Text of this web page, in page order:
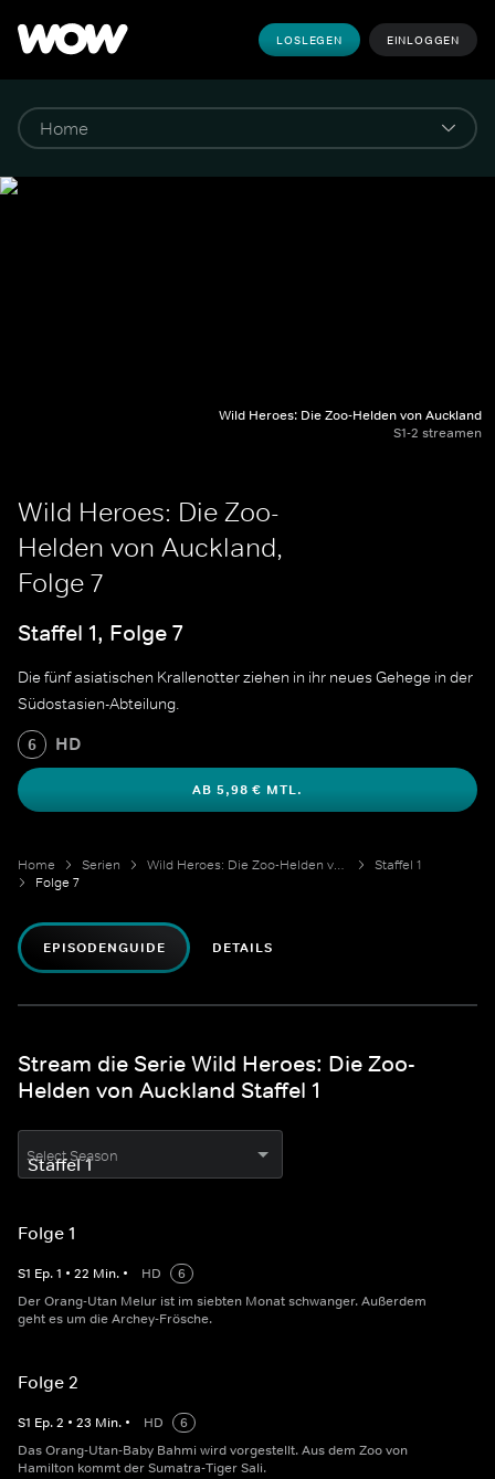
LOSLEGEN EINLOGGEN
Wild Heroes: Die Zoo-Helden von Auckland
S1-2 streamen
Wild Heroes: Die Zoo-
Helden von Auckland,
Folge 7
Staffel 1, Folge 7
Die fünf asiatischen Krallenotter ziehen in ihr neues Gehege in der
Südostasien-Abteilung.
6 HD
AB 5,98 € MTL.
Home Serien Wild Heroes: Die Zoo-Helden von Auckland
Staffel 1
Folge 7
EPISODENGUIDE DETAILS
Stream die Serie Wild Heroes: Die Zoo-
Helden von Auckland Staffel 1
Select Season
Folge 1
S1 Ep.1 • 22 Min. • HD
6
Der Orang-Utan Melur ist im siebten Monat schwanger. Außerdem
geht es um die Archey-Frösche.
Folge 2
S1 Ep.2 • 23 Min. • HD
6
Das Orang-Utan-Baby Bahmi wird vorgestellt. Aus dem Zoo von
Hamilton kommt der Sumatra-Tiger Sali.